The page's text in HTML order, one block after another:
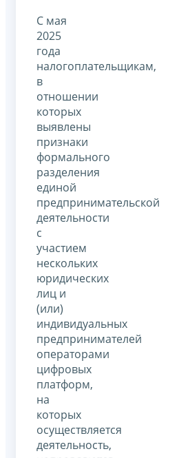
С мая
2025
года
налогоплательщикам,
в
отношении
которых
выявлены
признаки
формального
разделения
единой
предпринимательской
деятельности
с
участием
нескольких
юридических
лиц и
(или)
индивидуальных
предпринимателей
операторами
цифровых
платформ,
на
которых
осуществляется
деятельность,